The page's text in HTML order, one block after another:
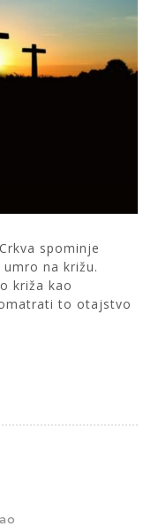
spominje
na križu.
križa kao
to otajstvo